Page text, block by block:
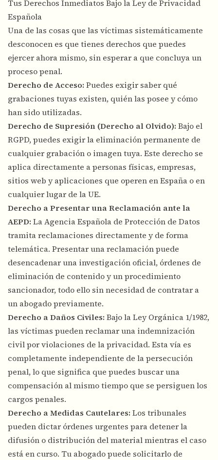
Tus Derechos Inmediatos Bajo la Ley de Privacidad
Española
Una de las cosas que las víctimas sistemáticamente
desconocen es que tienes derechos que puedes
ejercer ahora mismo, sin esperar a que concluya un
proceso penal.
Derecho de Acceso: Puedes exigir saber qué
grabaciones tuyas existen, quién las posee y cómo
han sido utilizadas.
Derecho de Supresión (Derecho al Olvido): Bajo el
RGPD, puedes exigir la eliminación permanente de
cualquier grabación o imagen tuya. Este derecho se
aplica directamente a personas físicas, empresas,
sitios web y aplicaciones que operen en España o en
cualquier lugar de la UE.
Derecho a Presentar una Reclamación ante la
AEPD: La Agencia Española de Protección de Datos
tramita reclamaciones directamente y de forma
telemática. Presentar una reclamación puede
desencadenar una investigación oficial, órdenes de
eliminación de contenido y un procedimiento
sancionador, todo ello sin necesidad de contratar a
un abogado previamente.
Derecho a Daños Civiles: Bajo la Ley Orgánica 1/1982,
las víctimas pueden reclamar una indemnización
civil por violaciones de la privacidad. Esta vía es
completamente independiente de la persecución
penal, lo que significa que puedes buscar una
compensación al mismo tiempo que se persiguen los
cargos penales.
Derecho a Medidas Cautelares: Los tribunales
pueden dictar órdenes urgentes para detener la
difusión o distribución del material mientras el caso
está en curso. Tu abogado puede solicitarlo de